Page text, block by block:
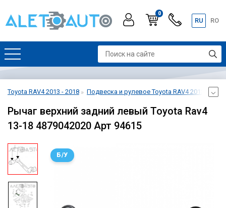
0
RU RO
Toyota RAV4 2013 - 2018 Подвеска и рулевое Toyota RAV4 2013 - 2018
Рычаг верхний задний левый Toyota Rav4
13-18 4879042020 Арт 94615
Б/У